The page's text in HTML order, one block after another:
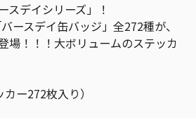
スデイシリーズ」！
ースデイ缶バッジ」全272種が、
場！！！大ボリュームのステッカ
ー272枚入り）